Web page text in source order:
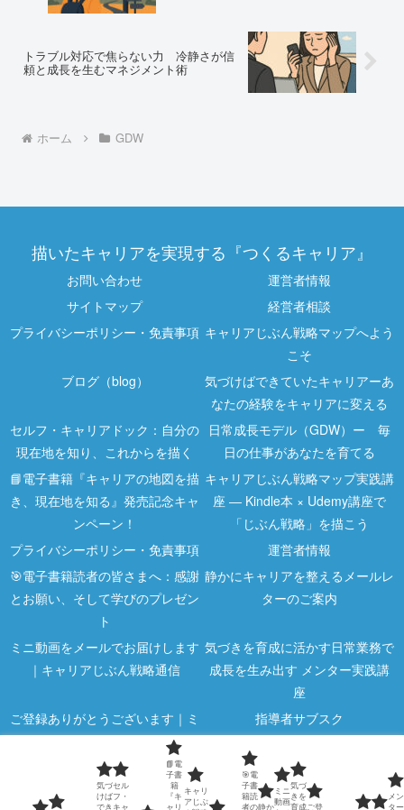
トラブル対応で焦らない力 冷静さが信
頼と成長を生むマネジメント術
ホーム GDW
描いたキャリアを実現する『つくるキャリア』
お問い合わせ
運営者情報
サイトマップ
経営者相談
プライバシーポリシー・免責事項 キャリアじぶん戦略マップへよう
こそ
ブログ（blog）
気づけばできていたキャリアーあ
なたの経験をキャリアに変える
セルフ・キャリアドック：自分の
現在地を知り、これからを描く
日常成長モデル（GDW）ー 毎
日の仕事があなたを育てる
📘電子書籍『キャリアの地図を描
き、現在地を知る』発売記念キャ
ンペーン！
キャリアじぶん戦略マップ実践講
座 ― Kindle本 × Udemy講座で
「じぶん戦略」を描こう
プライバシーポリシー・免責事項
運営者情報
🎯電子書籍読者の皆さまへ：感謝
とお願い、そして学びのプレゼン
ト
静かにキャリアを整えるメールレ
ターのご案内
ミニ動画をメールでお届けします
｜キャリアじぶん戦略通信
気づきを育成に活かす日常業務で
成長を生み出す メンター実践講
座
ご登録ありがとうございます｜ミ
ニ動画のご案内
指導者サブスク
指導者向け講座
気づくと差がつく｜キャリア5分
メモ
気づ
けば
でき
セル
フ・
キャ
📘電
子書
籍
『キ
ャリ
キャリ
アじぶ
🎯電
子書
籍読
者の静か
ミニ
動画
気づ
きを
育成ご登
メン
ター